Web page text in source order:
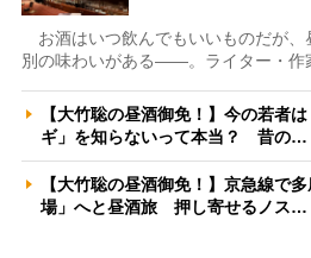
お酒はいつ飲んでもいいものだが、
別の味わいがある――。ライター・作
【大竹聡の昼酒御免！】今の若者
ギ」を知らないって本当？ 昔の…
【大竹聡の昼酒御免！】京急線で
場」へと昼酒旅 押し寄せるノス…